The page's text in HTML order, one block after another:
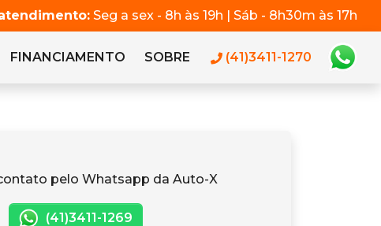
Seg a sex - 8h às 19h | Sáb - 8h30m às 17h
FINANCIAMENTO SOBRE (41)3411-1270
pelo Whatsapp da Auto-X
(41)3411-1269